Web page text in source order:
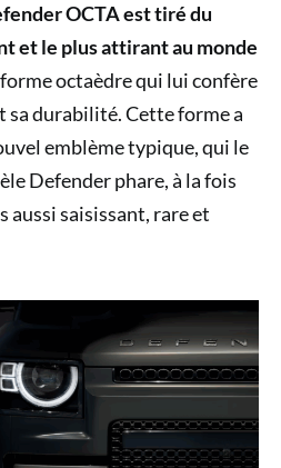
OCTA est tiré du
et le plus attirant au monde
octaèdre qui lui confère
durabilité. Cette forme a
emblème typique, qui le
Defender phare, à la fois
aussi saisissant, rare et